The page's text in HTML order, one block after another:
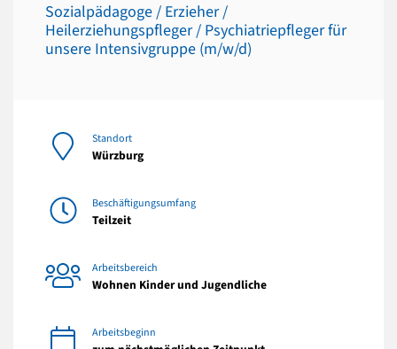
Sozialpädagoge / Erzieher /
Heilerziehungspfleger / Psychiatriepfleger für
unsere Intensivgruppe (m/w/d)
Standort
Würzburg
Beschäftigungsumfang
Teilzeit
Arbeitsbereich
Wohnen Kinder und Jugendliche
Arbeitsbeginn